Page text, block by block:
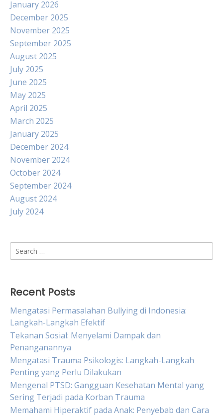
January 2026
December 2025
November 2025
September 2025
August 2025
July 2025
June 2025
May 2025
April 2025
March 2025
January 2025
December 2024
November 2024
October 2024
September 2024
August 2024
July 2024
Search
for:
Recent Posts
Mengatasi Permasalahan Bullying di Indonesia:
Langkah-Langkah Efektif
Tekanan Sosial: Menyelami Dampak dan
Penanganannya
Mengatasi Trauma Psikologis: Langkah-Langkah
Penting yang Perlu Dilakukan
Mengenal PTSD: Gangguan Kesehatan Mental yang
Sering Terjadi pada Korban Trauma
Memahami Hiperaktif pada Anak: Penyebab dan Cara